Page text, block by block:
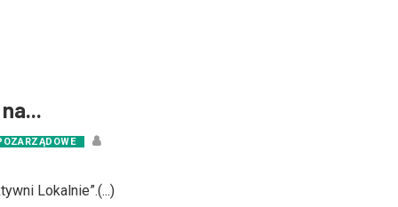
Lokalnie”.(...)